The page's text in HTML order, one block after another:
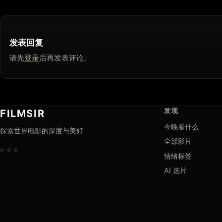
发表回复
请先登录后再发表评论。
FILMSIR
探索世界电影的深度与美好
发现
今晚看什么
全部影片
情绪标签
AI 选片